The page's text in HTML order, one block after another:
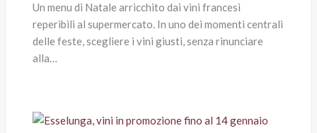
Un menu di Natale arricchito dai vini francesi
reperibili al supermercato. In uno dei momenti centrali
delle feste, scegliere i vini giusti, senza rinunciare
alla…